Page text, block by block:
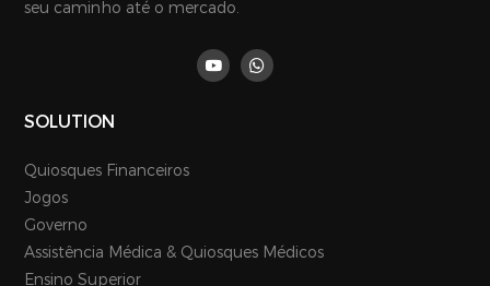
seu caminho até o mercado.
SOLUTION
Quiosques Financeiros
Jogos
Governo
Assistência Médica & Quiosques Médicos
Ensino Superior